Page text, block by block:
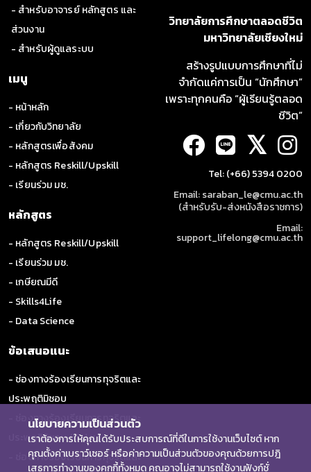
- สำหรับอาจารย์ หลักสูตร และ
ส่วนงาน
- สำหรับผู้ดูแลระบบ
เมนู
- หน้าหลัก
- เกี่ยวกับวิทยาลัย
- หลักสูตรเพื่อสังคม
- หลักสูตร Reskill/Upskill
- เรียนร่วม มช.
หลักสูตร
- หลักสูตร Reskill/Upskill
- เรียนร่วม มช.
- เกษียณมีดี
- Skills4Life
- Data Science
ข้อเสนอแนะ
- ช่องทางร้องเรียนการทุจริตและ
ประพฤติมิชอบ
- ช่องทางร้องเรียนการทุจริตและ
ประพฤติมิชอบ (ป.ป.ช.)
- ช่องทางร้องเรียนการทุจริตและ
วิทยาลัยการศึกษาตลอดชีวิต
มหาวิทยาลัยเชียงใหม่
สร้างรูปแบบการศึกษาที่ไม่
จำกัดแค่การเป็น “นักศึกษา”
เพราะทุกคนคือ “ผู้เรียนรู้ตลอด
ชีวิต”
𝕏
Tel: (+66) 5394 0200
Email: saraban_le@cmu.ac.th
(สำหรับรับ-ส่งหนังสือราชการ)
Email:
support_lifelong@cmu.ac.th
นโยบายความเป็นส่วนตัว
เราต้องการให้คุณได้รับประสบการณ์ที่ดีในการใช้งานเว็บไซต์ หาก
คุณตั้งค่าเบราว์เซอร์ หรือค่าความเป็นส่วนตัวของคุณด้วยการปฎิ
เสธการทำงานของคุกกี้ทั้งหมด คุณอาจไม่สามารถใช้งานฟังก์ชั่